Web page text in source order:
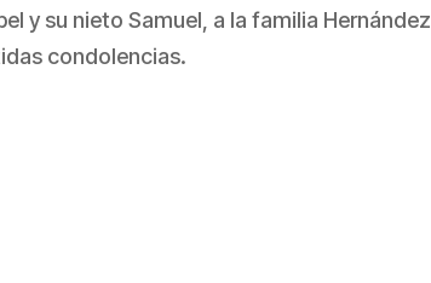
y su nieto Samuel, a la familia Hernández
condolencias.